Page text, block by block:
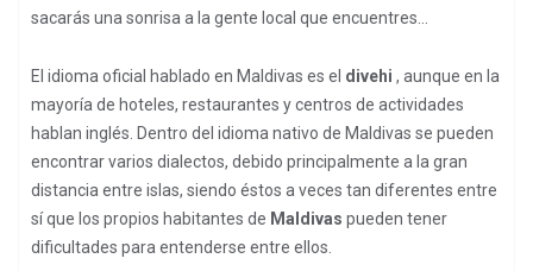
sacarás una sonrisa a la gente local que encuentres...
El idioma oficial hablado en Maldivas es el divehi , aunque en la
mayoría de hoteles, restaurantes y centros de actividades
hablan inglés. Dentro del idioma nativo de Maldivas se pueden
encontrar varios dialectos, debido principalmente a la gran
distancia entre islas, siendo éstos a veces tan diferentes entre
sí que los propios habitantes de Maldivas pueden tener
dificultades para entenderse entre ellos.